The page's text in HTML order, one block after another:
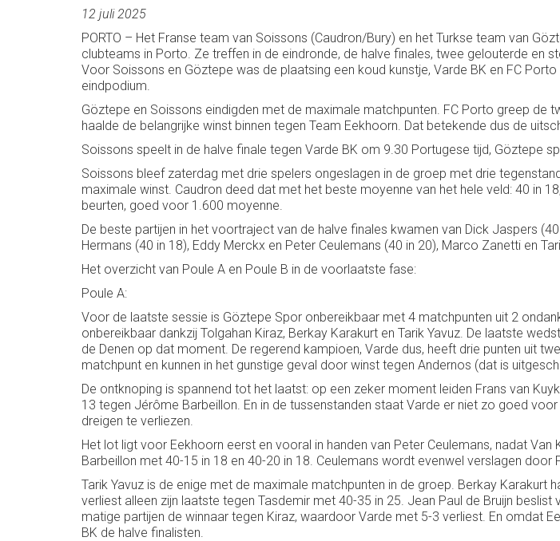
12 juli 2025
PORTO – Het Franse team van Soissons (Caudron/Bury) en het Turkse team van
clubteams in Porto. Ze treffen in de eindronde, de halve finales, twee gelouterde en
Voor Soissons en Göztepe was de plaatsing een koud kunstje, Varde BK en FC
eindpodium.
Göztepe en Soissons eindigden met de maximale matchpunten. FC Porto greep de
haalde de belangrijke winst binnen tegen Team Eekhoorn. Dat betekende dus de
Soissons speelt in de halve finale tegen Varde BK om 9.30 Portugese tijd, Göztepe
Soissons bleef zaterdag met drie spelers ongeslagen in de groep met drie
maximale winst. Caudron deed dat met het beste moyenne van het hele veld: 40 in
beurten, goed voor 1.600 moyenne.
De beste partijen in het voortraject van de halve finales kwamen van Dick Jaspers
Hermans (40 in 18), Eddy Merckx en Peter Ceulemans (40 in 20), Marco Zanetti en
Het overzicht van Poule A en Poule B in de voorlaatste fase:
Poule A:
Voor de laatste sessie is Göztepe Spor onbereikbaar met 4 matchpunten uit 2
onbereikbaar dankzij Tolgahan Kiraz, Berkay Karakurt en Tarik Yavuz. De laatste
de Denen op dat moment. De regerend kampioen, Varde dus, heeft drie punten uit
matchpunt en kunnen in het gunstige geval door winst tegen Andernos (dat is
De ontknoping is spannend tot het laatst: op een zeker moment leiden Frans van
13 tegen Jérôme Barbeillon. En in de tussenstanden staat Varde er niet zo goed
dreigen te verliezen.
Het lot ligt voor Eekhoorn eerst en vooral in handen van Peter Ceulemans, nadat
Barbeillon met 40-15 in 18 en 40-20 in 18. Ceulemans wordt evenwel verslagen
Tarik Yavuz is de enige met de maximale matchpunten in de groep. Berkay Karakurt
verliest alleen zijn laatste tegen Tasdemir met 40-35 in 25. Jean Paul de Bruijn
matige partijen de winnaar tegen Kiraz, waardoor Varde met 5-3 verliest. En omdat
BK de halve finalisten.